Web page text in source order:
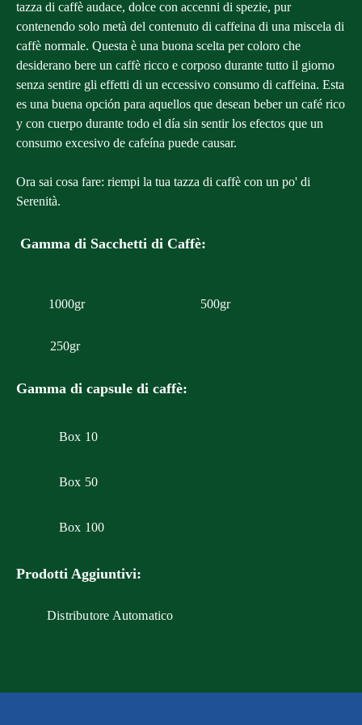
tazza di caffè audace, dolce con accenni di spezie, pur
contenendo solo metà del contenuto di caffeina di una miscela di
caffè normale. Questa è una buona scelta per coloro che
desiderano bere un caffè ricco e corposo durante tutto il giorno
senza sentire gli effetti di un eccessivo consumo di caffeina. Esta
es una buena opción para aquellos que desean beber un café rico
y con cuerpo durante todo el día sin sentir los efectos que un
consumo excesivo de cafeína puede causar.
Ora sai cosa fare: riempi la tua tazza di caffè con un po' di
Serenità.
Gamma di Sacchetti di Caffè:
1000gr 500gr
250gr
Gamma di capsule di caffè:
Box 10
Box 50
Box 100
Prodotti Aggiuntivi:
Distributore Automatico